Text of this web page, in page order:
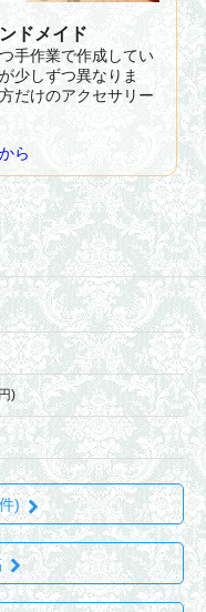
ドメイド
手作業で作成してい
少しずつ異なりま
だけのアクセサリー
ら
)
)